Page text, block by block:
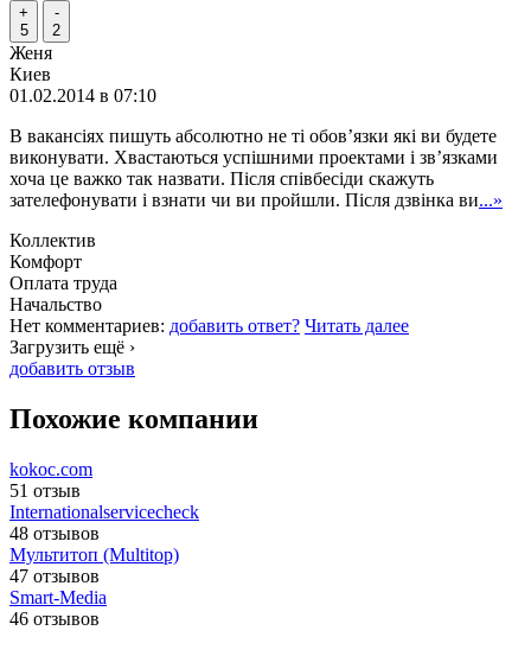
+
5
-
2
Женя
Киев
01.02.2014 в 07:10
В вакансіях пишуть абсолютно не ті обов’язки які ви будете
виконувати. Хвастаються успішними проектами і зв’язками
хоча це важко так назвати. Після співбесіди скажуть
зателефонувати і взнати чи ви пройшли. Після дзвінка ви...»
Коллектив
Комфорт
Оплата труда
Начальство
Нет комментариев: добавить ответ? Читать далее
Загрузить ещё ›
добавить отзыв
Похожие компании
kokoc.com
51 отзыв
Internationalservicecheck
48 отзывов
Мультитоп (Multitop)
47 отзывов
Smart-Media
46 отзывов